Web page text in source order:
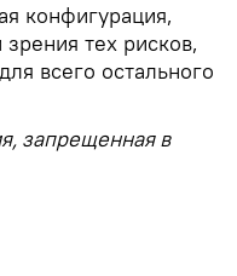
конфигурация,
тех рисков,
всего остального
запрещенная в